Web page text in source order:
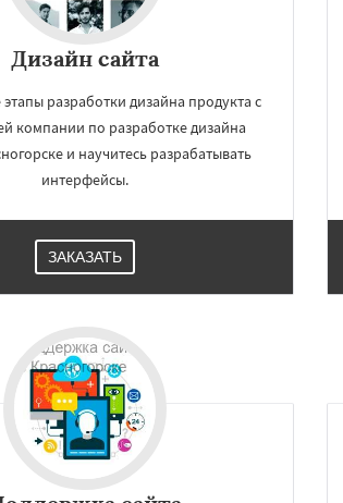
Краснозаводск
Химки
Дизайн сайта
разработки дизайна продукта с
компании по разработке дизайна
и научитесь разрабатывать
интерфейсы.
ЗАКАЗАТЬ